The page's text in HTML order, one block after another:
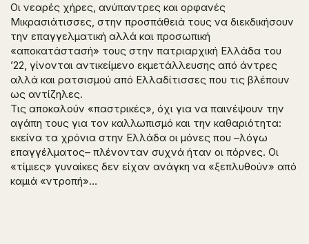
Οι νεαρές χήρες, ανύπαντρες και ορφανές
Μικρασιάτισσες, στην προσπάθειά τους να διεκδικήσουν
την επαγγελματική αλλά και προσωπική
«αποκατάστασή» τους στην πατριαρχική Ελλάδα του
’22, γίνονται αντικείμενο εκμετάλλευσης από άντρες
αλλά και ρατσισμού από Ελλαδίτισσες που τις βλέπουν
ως αντίζηλες.
Τις αποκαλούν «παστρικές», όχι για να παινέψουν την
αγάπη τους για τον καλλωπισμό και την καθαριότητα:
εκείνα τα χρόνια στην Ελλάδα οι μόνες που –λόγω
επαγγέλματος– πλένονταν συχνά ήταν οι πόρνες. Οι
«τίμιες» γυναίκες δεν είχαν ανάγκη να «ξεπλυθούν» από
καμιά «ντροπή»…